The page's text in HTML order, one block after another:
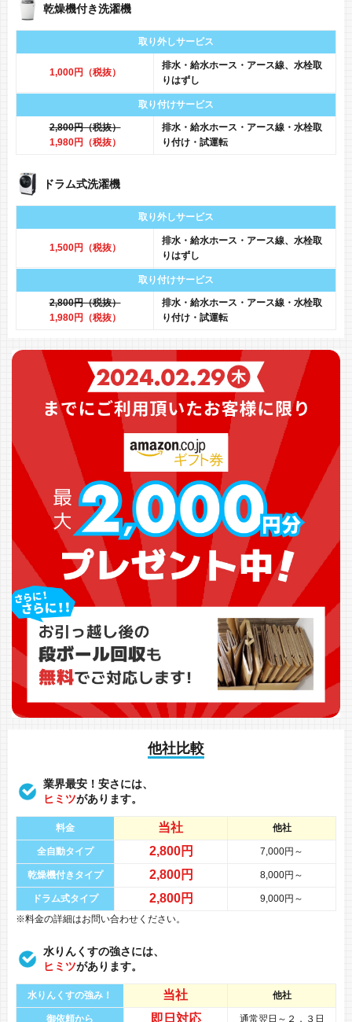
乾燥機付き洗濯機
取り外しサービス
1,000円（税抜）
排水・給水ホース・アース線、水栓取
りはずし
取り付けサービス
2,800円（税抜）
1,980円（税抜）
排水・給水ホース・アース線・水栓取
り付け・試運転
ドラム式洗濯機
取り外しサービス
1,500円（税抜）
排水・給水ホース・アース線、水栓取
りはずし
取り付けサービス
2,800円（税抜）
1,980円（税抜）
排水・給水ホース・アース線・水栓取
り付け・試運転
他社比較
業界最安！安さには、
ヒミツがあります。
料金 当社 他社
全自動タイプ 2,800円 7,000円～
乾燥機付きタイプ 2,800円 8,000円～
ドラム式タイプ 2,800円
9,000円～
※料金の詳細はお問い合わせください。
水りんくすの強さには、
ヒミツがあります。
水りんくすの強み！ 当社 他社
御依頼から 即日対応 通常翌日～２，３日